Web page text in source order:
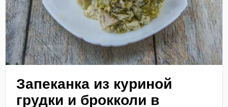
Запеканка из куриной
грудки и брокколи в